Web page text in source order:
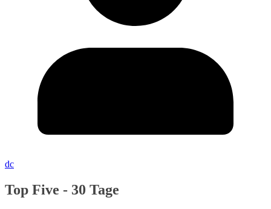
dc
Top Five - 30 Tage